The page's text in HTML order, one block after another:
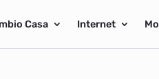
Casa Internet